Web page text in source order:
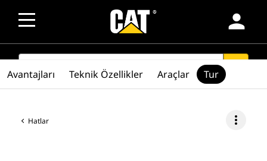
person
SEARCH
Hatlar more_vert
Avantajları Teknik Özellikler Araçlar Tur